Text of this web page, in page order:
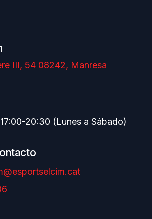
III, 54 08242, Manresa
20:30 (Lunes a Sábado)